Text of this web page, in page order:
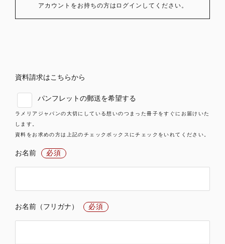
アカウントをお持ちの方はログインしてください。
資料請求はこちらから
パンフレットの郵送を希望する
ラメリアジャパンの大切にしている想いのつまった冊子をすぐにお届けいた
します。
資料をお求めの方は上記のチェックボックスにチェックをいれてください。
お名前 必須
お名前（フリガナ） 必須